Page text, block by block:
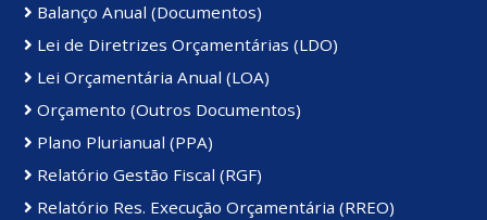
Balanço Anual (Documentos)
Lei de Diretrizes Orçamentárias (LDO)
Lei Orçamentária Anual (LOA)
Orçamento (Outros Documentos)
Plano Plurianual (PPA)
Relatório Gestão Fiscal (RGF)
Relatório Res. Execução Orçamentária (RREO)